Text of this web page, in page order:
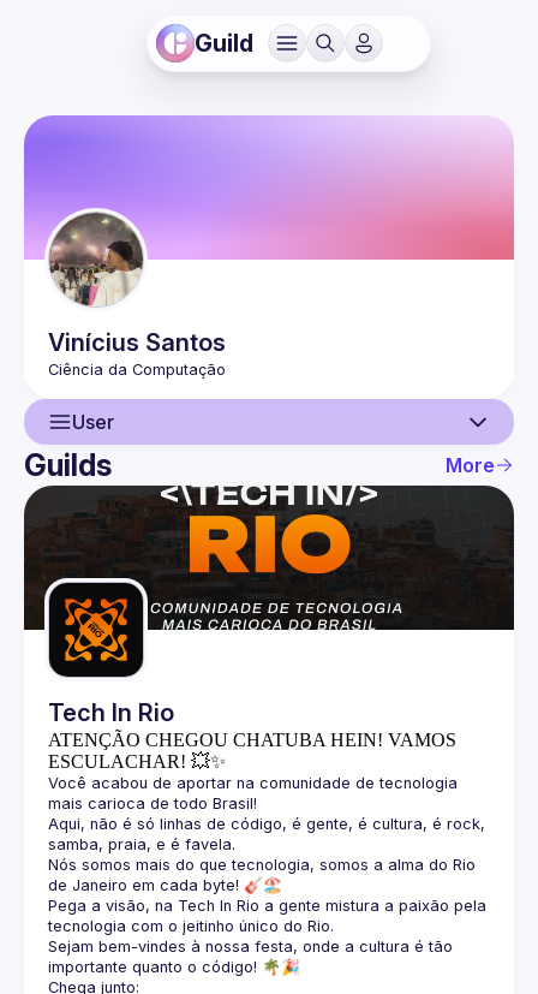
Guild
Vinícius Santos
User
User
Events
Guilds
Guilds More
Tech In Rio
ATENÇÃO CHEGOU CHATUBA HEIN! VAMOS
ESCULACHAR! 💥✨
Você acabou de aportar na comunidade de tecnologia
Aqui, não é só linhas de código, é gente, é cultura, é rock,
Nós somos mais do que tecnologia, somos a alma do Rio
Pega a visão, na Tech In Rio a gente mistura a paixão pela
Sejam bem-vindes à nossa festa, onde a cultura é tão